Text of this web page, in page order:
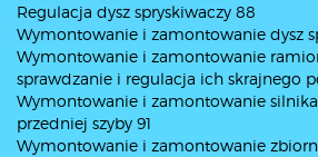
Regulacja dysz spryskiwaczy 88
Wymontowanie i zamontowanie dysz
Wymontowanie i zamontowanie
sprawdzanie i regulacja ich skrajnego
Wymontowanie i zamontowanie
przedniej szyby 91
Wymontowanie i zamontowanie